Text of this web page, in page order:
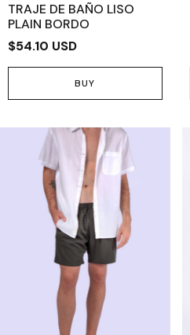
TRAJE DE BAÑO LISO
PLAIN BORDO
$54.10 USD
BUY